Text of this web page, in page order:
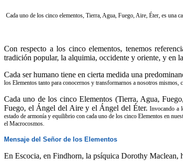
Cada uno de los cinco elementos, Tierra, Agua, Fuego, Aire, Éter, es una
Con respecto a los cinco elementos, tenemos
tradición popular, la alquimia, occidente y oriente, y en
Cada ser humano tiene en cierta medida una
los Elementos tanto para conocernos y transformarnos a nosotros mismos,
Cada uno de los cinco Elementos (Tierra, Agua,
Fuego, el Ángel del Aire y el Ángel del Éter.Invocando a
estado de armonía y equilibrio con cada uno de los cinco Elementos en
el Macrocosmos.
Mensaje del Señor de los Elementos
En Escocia, en Findhorn, la psíquica Dorothy Maclean,